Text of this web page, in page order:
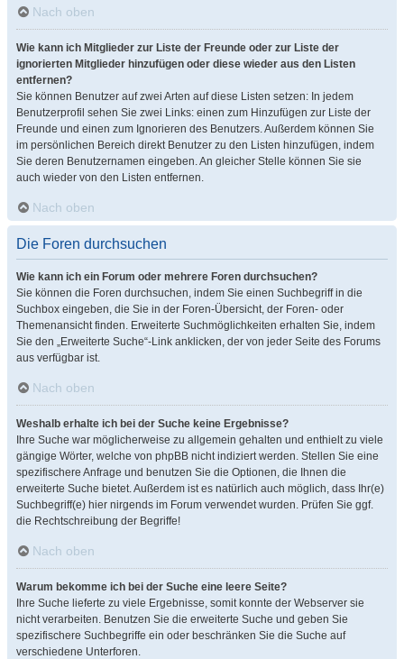
Nach oben
Wie kann ich Mitglieder zur Liste der Freunde oder zur Liste der
ignorierten Mitglieder hinzufügen oder diese wieder aus den Listen
entfernen?
Sie können Benutzer auf zwei Arten auf diese Listen setzen: In jedem
Benutzerprofil sehen Sie zwei Links: einen zum Hinzufügen zur Liste der
Freunde und einen zum Ignorieren des Benutzers. Außerdem können Sie
im persönlichen Bereich direkt Benutzer zu den Listen hinzufügen, indem
Sie deren Benutzernamen eingeben. An gleicher Stelle können Sie sie
auch wieder von den Listen entfernen.
Nach oben
Die Foren durchsuchen
Wie kann ich ein Forum oder mehrere Foren durchsuchen?
Sie können die Foren durchsuchen, indem Sie einen Suchbegriff in die
Suchbox eingeben, die Sie in der Foren-Übersicht, der Foren- oder
Themenansicht finden. Erweiterte Suchmöglichkeiten erhalten Sie, indem
Sie den „Erweiterte Suche“-Link anklicken, der von jeder Seite des Forums
aus verfügbar ist.
Nach oben
Weshalb erhalte ich bei der Suche keine Ergebnisse?
Ihre Suche war möglicherweise zu allgemein gehalten und enthielt zu viele
gängige Wörter, welche von phpBB nicht indiziert werden. Stellen Sie eine
spezifischere Anfrage und benutzen Sie die Optionen, die Ihnen die
erweiterte Suche bietet. Außerdem ist es natürlich auch möglich, dass Ihr(e)
Suchbegriff(e) hier nirgends im Forum verwendet wurden. Prüfen Sie ggf.
die Rechtschreibung der Begriffe!
Nach oben
Warum bekomme ich bei der Suche eine leere Seite?
Ihre Suche lieferte zu viele Ergebnisse, somit konnte der Webserver sie
nicht verarbeiten. Benutzen Sie die erweiterte Suche und geben Sie
spezifischere Suchbegriffe ein oder beschränken Sie die Suche auf
verschiedene Unterforen.